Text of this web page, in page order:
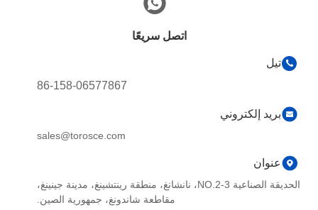
اتصل سريعًا
تيل
86-158-06577867
بريد إلكتروني
sales@torosce.com
عنوان
الحديقة الصناعية NO.2-3، نانشانغ، منطقة رينتشينغ، مدينة جينينغ،
مقاطعة شاندونغ، جمهورية الصين.